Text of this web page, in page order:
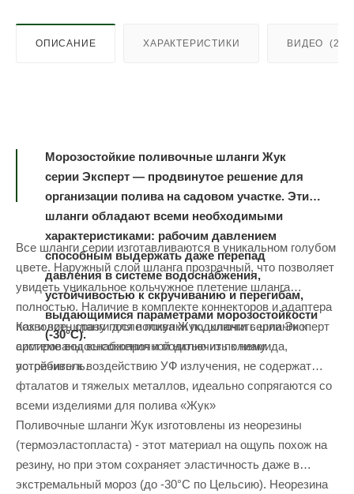
ОПИСАНИЕ ХАРАКТЕРИСТИКИ ВИДЕО (2)
Морозостойкие поливочные шланги Жук
серии Эксперт — продвинутое решение для
организации полива на садовом участке. Эти
шланги обладают всеми необходимыми
характеристиками: рабочим давлением
способным выдержать даже перепад
давления в системе водоснабжения,
устойчивостью к скручиванию и перегибам,
выдающимися параметрами морозостойкости
(-30°C).
Все шланги серии изготавливаются в уникальном голубом
цвете. Наружный слой шланга прозрачный, что позволяет
увидеть уникальное кольчужное плетение шланга
полностью. Наличие в комплекте коннекторов и адаптера
позволить сразу после покупки подключить шланги к
системе водоснабжения и подключить к нему
потребитель.
Как и все шланги для полива Жук, шланги серии Эксперт
армированы высокопрочной нитью из полиамида,
устойчивы к воздействию УФ излучения, не содержат
фталатов и тяжелых металлов, идеально сопрягаются со
всеми изделиями для полива «Жук»
Поливочные шланги Жук изготовлены из неорезины
(термоэластопласта) - этот материал на ощупь похож на
резину, но при этом сохраняет эластичность даже в
экстремальный мороз (до -30°C по Цельсию). Неорезина